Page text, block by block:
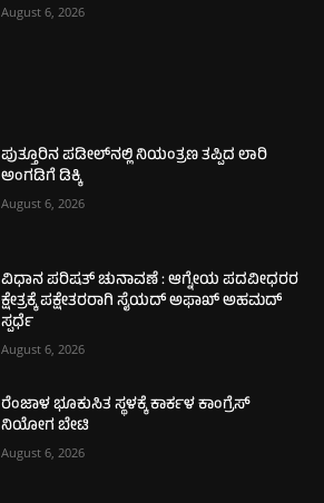
August 6, 2026
ಪುತ್ತೂರಿನ ಪಡೀಲ್‌ನಲ್ಲಿ ನಿಯಂತ್ರಣ ತಪ್ಪಿದ ಲಾರಿ
ಅಂಗಡಿಗೆ ಡಿಕ್ಕಿ
August 6, 2026
ವಿಧಾನ ಪರಿಷತ್ ಚುನಾವಣೆ : ಆಗ್ನೇಯ ಪದವೀಧರರ
ಕ್ಷೇತ್ರಕ್ಕೆ ಪಕ್ಷೇತರರಾಗಿ ಸೈಯದ್ ಅಫಾಖ್ ಅಹಮದ್
ಸ್ಪರ್ಧೆ
August 6, 2026
ರೆಂಜಾಳ ಭೂಕುಸಿತ ಸ್ಥಳಕ್ಕೆ ಕಾರ್ಕಳ ಕಾಂಗ್ರೆಸ್
ನಿಯೋಗ ಬೇಟಿ
August 6, 2026